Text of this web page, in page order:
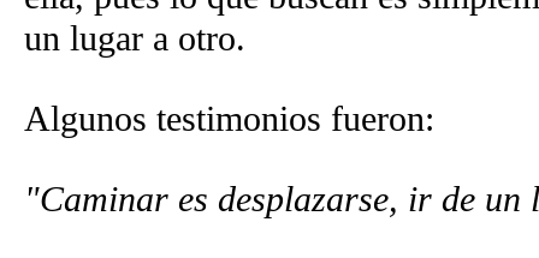
un lugar a otro.
Algunos testimonios fueron:
"Caminar es desplazarse, ir de